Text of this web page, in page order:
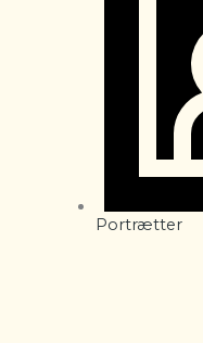
Portrætter